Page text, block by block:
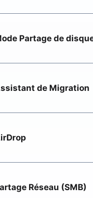
Partage de
de Migration
Réseau (SMB)